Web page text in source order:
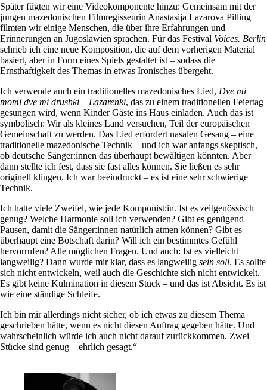
Später fügten wir eine Videokomponente hinzu: Gemeinsam mit der
jungen mazedonischen Filmregisseurin Anastasija Lazarova Pilling
filmten wir einige Menschen, die über ihre Erfahrungen und
Erinnerungen an Jugoslawien sprachen. Für das Festival Voices. Berlin
schrieb ich eine neue Komposition, die auf dem vorherigen Material
basiert, aber in Form eines Spiels gestaltet ist – sodass die
Ernsthaftigkeit des Themas in etwas Ironisches übergeht.
Ich verwende auch ein traditionelles mazedonisches Lied, Dve mi
momi dve mi drushki – Lazarenki, das zu einem traditionellen Feiertag
gesungen wird, wenn Kinder Gäste ins Haus einladen. Auch das ist
symbolisch: Wir als kleines Land versuchen, Teil der europäischen
Gemeinschaft zu werden. Das Lied erfordert nasalen Gesang – eine
traditionelle mazedonische Technik – und ich war anfangs skeptisch,
ob deutsche Sänger:innen das überhaupt bewältigen könnten. Aber
dann stellte ich fest, dass sie fast alles können. Sie ließen es sehr
originell klingen. Ich war beeindruckt – es ist eine sehr schwierige
Technik.
Ich hatte viele Zweifel, wie jede Komponist:in. Ist es zeitgenössisch
genug? Welche Harmonie soll ich verwenden? Gibt es genügend
Pausen, damit die Sänger:innen natürlich atmen können? Gibt es
überhaupt eine Botschaft darin? Will ich ein bestimmtes Gefühl
hervorrufen? Alle möglichen Fragen. Und auch: Ist es vielleicht
langweilig? Dann wurde mir klar, dass es langweilig sein soll. Es sollte
sich nicht entwickeln, weil auch die Geschichte sich nicht entwickelt.
Es gibt keine Kulmination in diesem Stück – und das ist Absicht. Es ist
wie eine ständige Schleife.
Ich bin mir allerdings nicht sicher, ob ich etwas zu diesem Thema
geschrieben hätte, wenn es nicht diesen Auftrag gegeben hätte. Und
wahrscheinlich würde ich auch nicht darauf zurückkommen. Zwei
Stücke sind genug – ehrlich gesagt.“